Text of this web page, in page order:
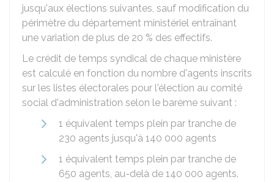
jusqu'aux élections suivantes, sauf modification du
périmètre du département ministériel entraînant
une variation de plus de 20 % des effectifs.
Le crédit de temps syndical de chaque ministère
est calculé en fonction du nombre d'agents inscrits
sur les listes électorales pour l'élection au comité
social d'administration selon le barème suivant :
1 équivalent temps plein par tranche de
230 agents jusqu'à 140 000 agents
1 équivalent temps plein par tranche de
650 agents, au-delà de 140 000 agents.